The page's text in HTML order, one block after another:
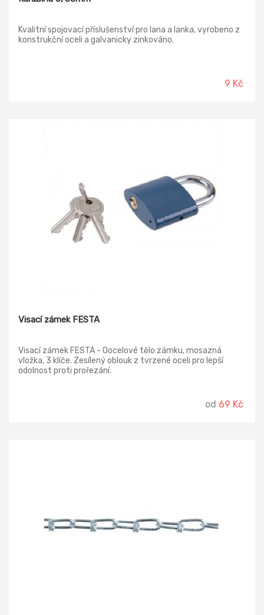
Kvalitní spojovací příslušenství pro lana a lanka, vyrobeno z
konstrukční oceli a galvanicky zinkováno.
9 Kč
Visací zámek FESTA
Visací zámek FESTA - Oocelové tělo zámku, mosazná
vložka, 3 klíče. Zesílený oblouk z tvrzené oceli pro lepší
odolnost proti prořezání.
od 69 Kč